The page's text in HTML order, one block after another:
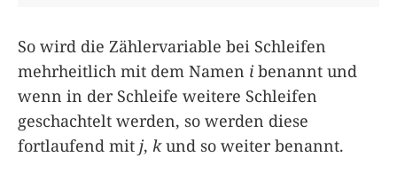
So wird die Zählervariable bei Schleifen
mehrheitlich mit dem Namen i benannt und
wenn in der Schleife weitere Schleifen
geschachtelt werden, so werden diese
fortlaufend mit j, kund so weiter benannt.